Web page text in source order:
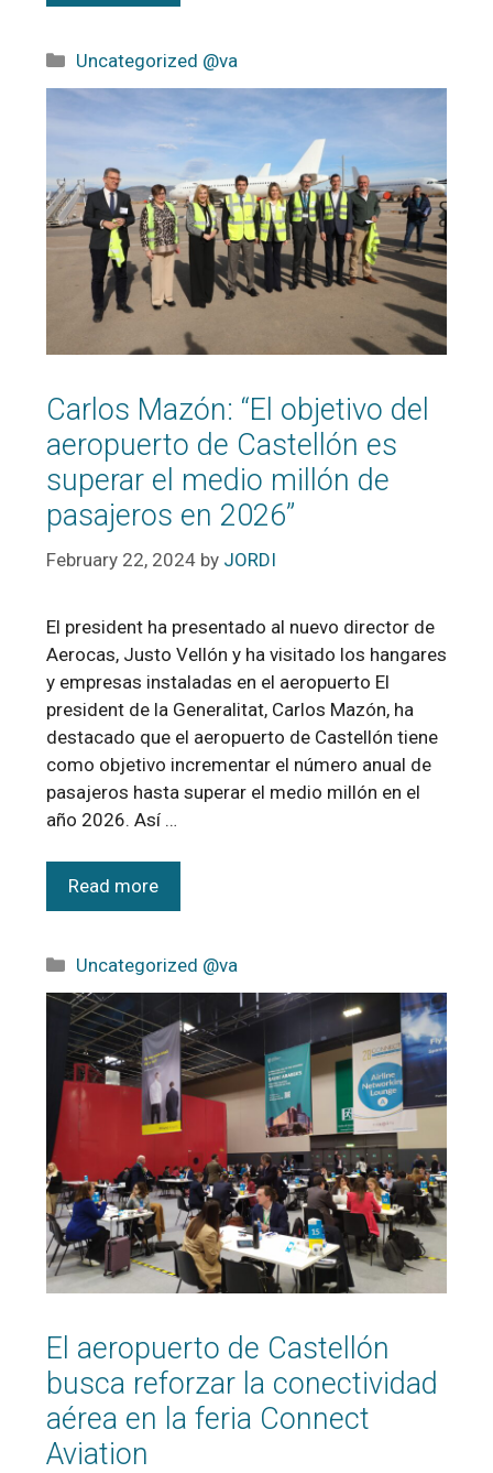
Uncategorized @va
Carlos Mazón: “El objetivo del
aeropuerto de Castellón es
superar el medio millón de
pasajeros en 2026”
February 22, 2024 by JORDI
El president ha presentado al nuevo director de
Aerocas, Justo Vellón y ha visitado los hangares
y empresas instaladas en el aeropuerto El
president de la Generalitat, Carlos Mazón, ha
destacado que el aeropuerto de Castellón tiene
como objetivo incrementar el número anual de
pasajeros hasta superar el medio millón en el
año 2026. Así …
Read more
Uncategorized @va
El aeropuerto de Castellón
busca reforzar la conectividad
aérea en la feria Connect
Aviation